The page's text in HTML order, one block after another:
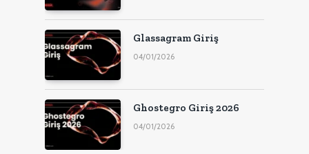
Glassagram Giriş
04/01/2026
Ghostegro Giriş 2026
04/01/2026